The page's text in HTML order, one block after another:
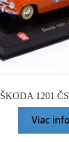
ŠKODA 1201
Viac info